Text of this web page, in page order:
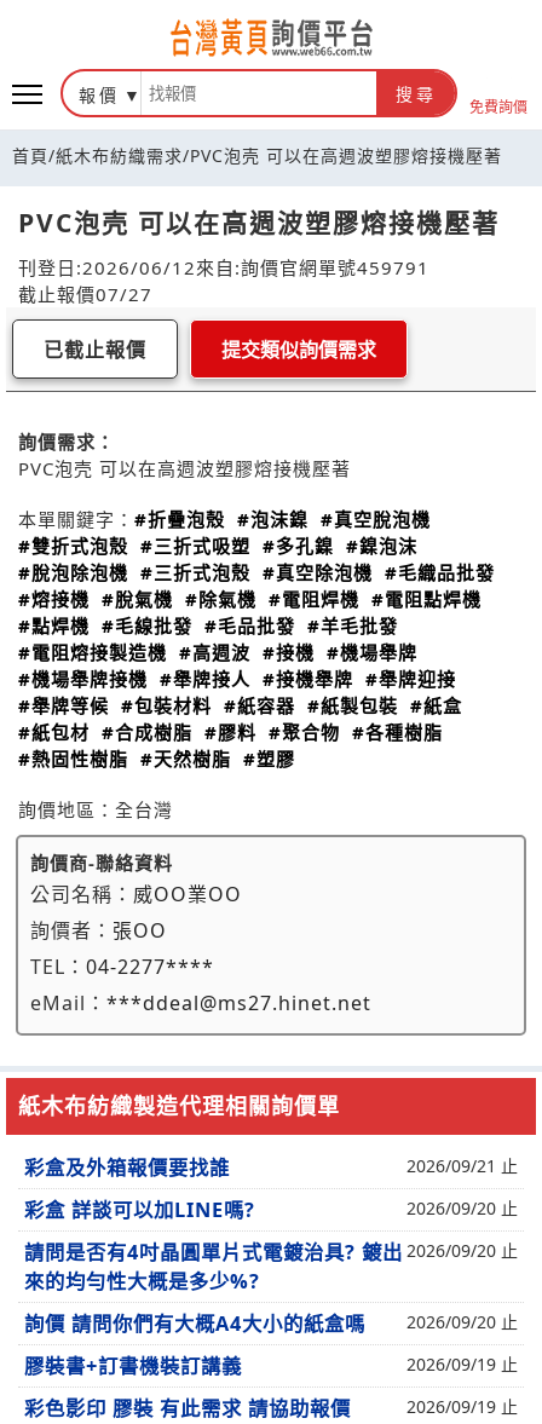
報價 搜尋
免費詢價
首頁/紙木布紡織需求/PVC泡壳 可以在高週波塑膠熔接機壓著
PVC泡壳 可以在高週波塑膠熔接機壓著
刊登日:2026/06/12來自:詢價官網單號459791
截止報價07/27
已截止報價 提交類似詢價需求
詢價需求：
PVC泡壳 可以在高週波塑膠熔接機壓著
本單關鍵字： #折疊泡殼 #泡沫鎳 #真空脫泡機
#雙折式泡殼 #三折式吸塑 #多孔鎳 #鎳泡沫
#脫泡除泡機 #三折式泡殼 #真空除泡機 #毛織品批發
#熔接機 #脫氣機 #除氣機 #電阻焊機 #電阻點焊機
#點焊機 #毛線批發 #毛品批發 #羊毛批發
#電阻熔接製造機 #高週波 #接機 #機場舉牌
#機場舉牌接機 #舉牌接人 #接機舉牌 #舉牌迎接
#舉牌等候 #包裝材料 #紙容器 #紙製包裝 #紙盒
#紙包材 #合成樹脂 #膠料 #聚合物 #各種樹脂
#熱固性樹脂 #天然樹脂 #塑膠
詢價地區： 全台灣
詢價商-聯絡資料
公司名稱： 威OO業OO
詢價者： 張OO
TEL： 04-2277****
eMail： ***ddeal@ms27.hinet.net
紙木布紡織製造代理相關詢價單
彩盒及外箱報價要找誰 2026/09/21 止
彩盒 詳談可以加LINE嗎? 2026/09/20 止
請問是否有4吋晶圓單片式電鍍治具? 鍍出
來的均勻性大概是多少%?
2026/09/20 止
詢價 請問你們有大概A4大小的紙盒嗎 2026/09/20 止
膠裝書+訂書機裝訂講義 2026/09/19 止
彩色影印 膠裝 有此需求 請協助報價 2026/09/19 止